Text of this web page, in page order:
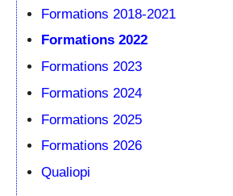
Formations 2018-2021
Formations 2022
Formations 2023
Formations 2024
Formations 2025
Formations 2026
Qualiopi